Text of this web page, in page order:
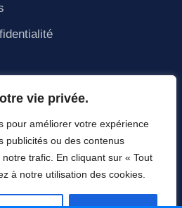
vie privée.
pour améliorer votre expérience
publicités ou des contenus
trafic. En cliquant sur « Tout
à notre utilisation des cookies.